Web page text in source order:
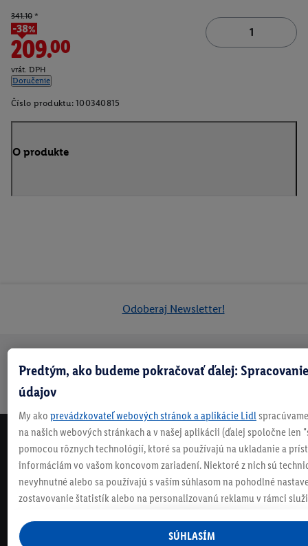
341.10 *
-38%
209.00
vrát. DPH
Doručenie
Číslo produktu: 100340815
O produkte
Odoberaj Newsletter!
Doprava
nad 70 €¹
30 dní na
Vrátenie
zadarmo
Každý
Bezpečný nákup
NEWSLETTER
NEZMEŠKAJ NAŠE AKCIE!
ODOBERAJ NÁŠ NEWSLETTER
KONTAKTUJ NÁS
Predtým, ako budeme pokračovať ďalej:
údajov
My ako prevádzkovateľ webových stránok a aplikácie Lidl
na našich webových stránkach a v našej aplikácii (ďalej spoločne len
pomocou rôznych technológií, ktoré sa používajú na ukladanie a
informáciám vo vašom koncovom zariadení. Niektoré z nich sú
nevyhnutné alebo sa používajú s vaším súhlasom na pohodlné
zostavovanie štatistík alebo na personalizovanú reklamu v rámci
údaje z vášho nákupného správania v obchode.
SÚHLASÍM